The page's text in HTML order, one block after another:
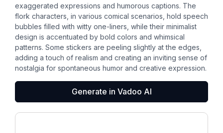
exaggerated expressions and humorous captions. The
flork characters, in various comical scenarios, hold speech
bubbles filled with witty one-liners, while their minimalist
design is accentuated by bold colors and whimsical
patterns. Some stickers are peeling slightly at the edges,
adding a touch of realism and creating an inviting sense of
nostalgia for spontaneous humor and creative expression.
Generate in Vadoo AI